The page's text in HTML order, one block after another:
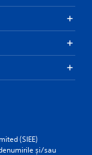
(SIEE)
și/sau